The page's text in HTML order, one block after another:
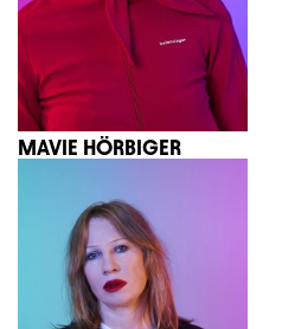
MAVIE HÖRBIGER